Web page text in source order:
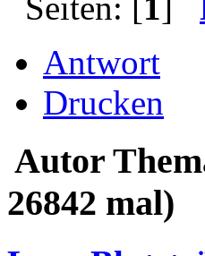
Antwort
Drucken
Autor
26842 mal)